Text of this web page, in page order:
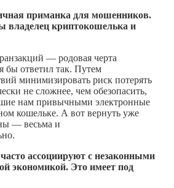
приманка для мошенников.
владелец криптокошелька и
— родовая черта
бы ответил так. Путем
минимизировать риск потерять
не сложнее, чем обезопасить,
нам привычными электронные
кошельке. А вот вернуть уже
— весьма и
ассоциируют с незаконными
экономикой. Это имеет под